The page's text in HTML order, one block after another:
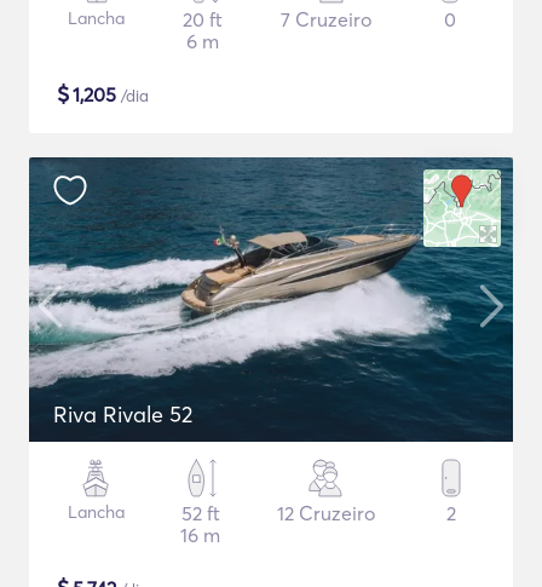
Lancha
20 ft
6 m
7 Cruzeiro 0
$1,205 /dia
Riva Rivale 52
Lancha
52 ft
16 m
12 Cruzeiro 2